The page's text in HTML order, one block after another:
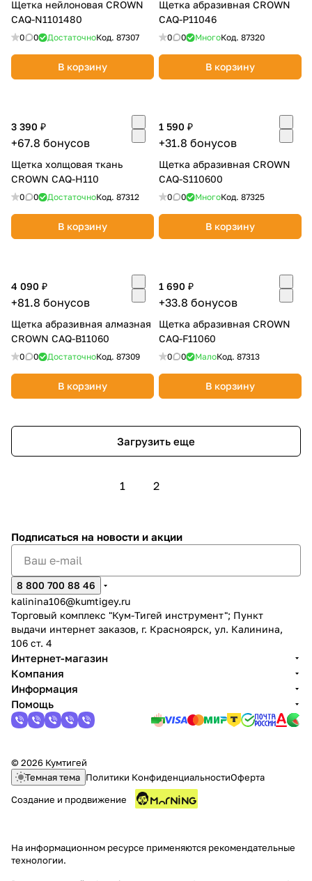
Щетка нейлоновая CROWN
CAQ-N1101480
0 0 ДостаточноКод. 87307
В корзину
Щетка абразивная CROWN
CAQ-P11046
0 0 МногоКод. 87320
В корзину
3 390 ₽
+67.8 бонусов
Щетка холщовая ткань
CROWN CAQ-H110
0 0 ДостаточноКод. 87312
В корзину
1 590 ₽
+31.8 бонусов
Щетка абразивная CROWN
CAQ-S110600
0 0 МногоКод. 87325
В корзину
4 090 ₽
+81.8 бонусов
Щетка абразивная алмазная
CROWN CAQ-B11060
0 0 ДостаточноКод. 87309
В корзину
1 690 ₽
+33.8 бонусов
Щетка абразивная CROWN
CAQ-F11060
0 0 МалоКод. 87313
В корзину
Загрузить еще
1 2
Подписаться на новости и акции
8 800 700 88 46
kalinina106@kumtigey.ru
Торговый комплекс "Кум-Тигей инструмент"; Пункт
выдачи интернет заказов, г. Красноярск, ул. Калинина,
106 ст. 4
Интернет-магазин
Компания
Информация
Помощь
© 2026 Кумтигей
Темная тема Политики КонфиденциальностиОферта
Создание и продвижение
На информационном ресурсе применяются рекомендательные
технологии.